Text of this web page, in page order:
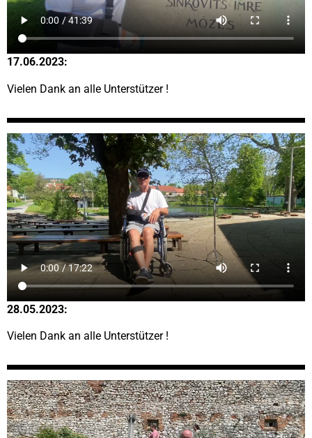
17.06.2023:
Vielen Dank an alle Unterstützer !
28.05.2023:
Vielen Dank an alle Unterstützer !